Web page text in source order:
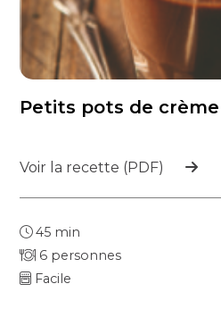
Petits pots de
Voir la recette (PDF)
45 min
6 personnes
Facile